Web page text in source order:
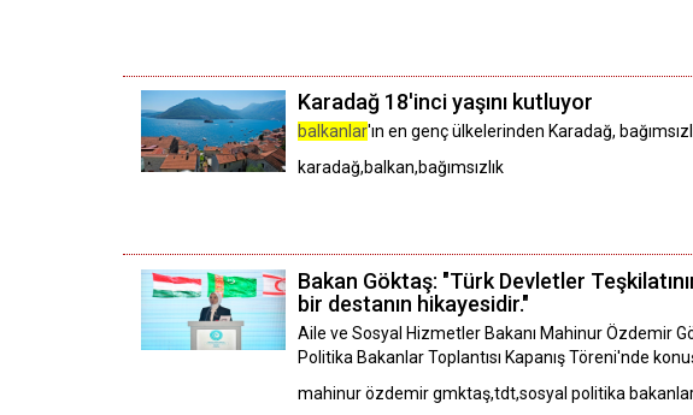
Karadağ 18'inci yaşını kutluyor
balkanlar'ın en genç ülkelerinden Karadağ,
karadağ,balkan,bağımsızlık
Bakan Göktaş: "Türk Devletler
bir destanın hikayesidir."
Aile ve Sosyal Hizmetler Bakanı Mahinur Özdemir
Politika Bakanlar Toplantısı Kapanış Töreni'nde
mahinur özdemir gmktaş,tdt,sosyal politika bakanlar